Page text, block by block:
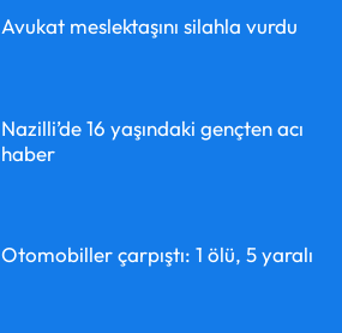
Avukat meslektaşını silahla vurdu
Nazilli’de 16 yaşındaki gençten acı
haber
Otomobiller çarpıştı: 1 ölü, 5 yaralı